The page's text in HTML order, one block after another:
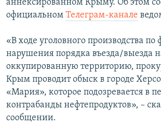
ПРОПАВШИЕ БЕЗ ВЕСТИ
КРЫМ.НЕПОКОРЕННЫЙ
ELIFBE
УКРАИНСКАЯ ПРОБЛЕМА КРЫМА
Все сайты RFE/RL
аннексированном Крыму. Об этом
официальном Телеграм-канале
«В ходе уголовного производства по
нарушения порядка въезда/выезда
оккупированную территорию,
Крым проводит обыск в городе
«Мария», которое подозревается в
контрабанды нефтепродуктов», –
сообщении.